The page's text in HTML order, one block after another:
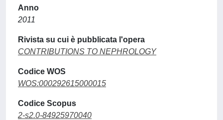
Anno
2011
Rivista su cui è pubblicata l'opera
CONTRIBUTIONS TO NEPHROLOGY
Codice WOS
WOS:000292615000015
Codice Scopus
2-s2.0-84925970040